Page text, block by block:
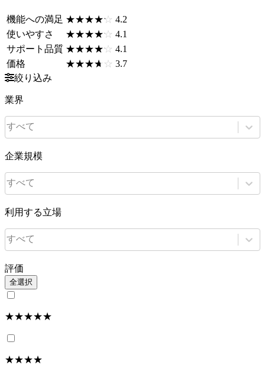
機能への満足 ☆☆☆☆☆
★★★★★ 4.2
使いやすさ
☆☆☆☆☆
★★★★★ 4.1
サポート品質 ☆☆☆☆☆
★★★★★ 4.1
価格
☆☆☆☆☆
★★★★★ 3.7
絞り込み
業界
すべて
企業規模
すべて
利用する立場
すべて
評価
全選択
★★★★★
★★★★